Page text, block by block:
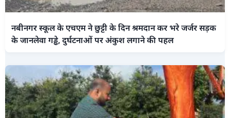
नबीनगर स्कूल के एचएम ने छुट्टी के दिन श्रमदान कर भरे जर्जर सड़क
के जानलेवा गड्ढे, दुर्घटनाओं पर अंकुश लगाने की पहल